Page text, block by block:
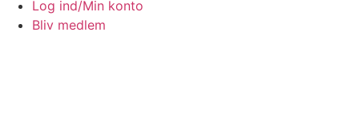
Log ind/Min konto
Bliv medlem